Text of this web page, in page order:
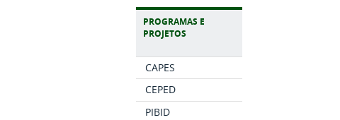
PROGRAMAS E
PROJETOS
CAPES
CEPED
PIBID